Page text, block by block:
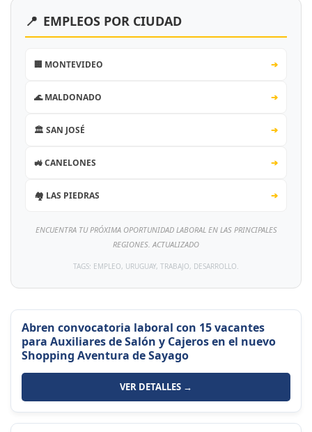
📍 EMPLEOS POR CIUDAD
🏢 MONTEVIDEO ➔
🌊 MALDONADO ➔
🏛️ SAN JOSÉ ➔
🚜 CANELONES ➔
🏘️ LAS PIEDRAS ➔
ENCUENTRA TU PRÓXIMA OPORTUNIDAD LABORAL EN LAS PRINCIPALES
REGIONES. ACTUALIZADO
TAGS: EMPLEO, URUGUAY, TRABAJO, DESARROLLO.
Abren convocatoria laboral con 15 vacantes
para Auxiliares de Salón y Cajeros en el nuevo
Shopping Aventura de Sayago
VER DETALLES →